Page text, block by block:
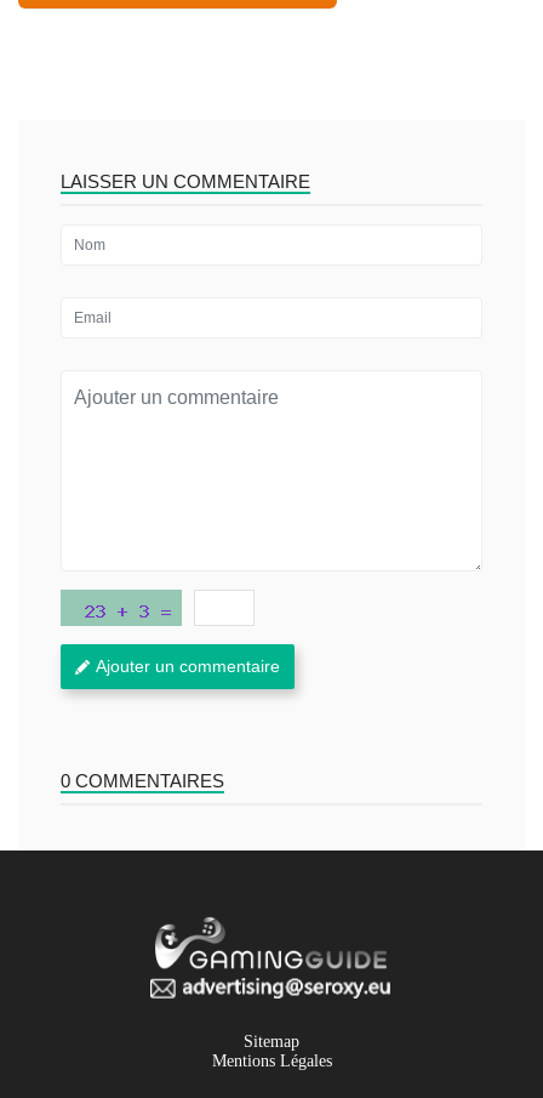
LAISSER UN COMMENTAIRE
Ajouter un commentaire
0 COMMENTAIRES
Sitemap
Mentions Légales